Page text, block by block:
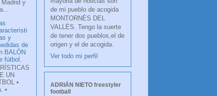
Madrid y
y
de
BALÓN
fútbol.
UN
•
•
de mi pueblo de acogida
MONTORNÈS DEL
VALLÈS. Tengo la suerte
de tener dos pueblos,el de
origen y el de acogida.
Ver todo mi perfil
ADRIÁN NIETO freestyler
football